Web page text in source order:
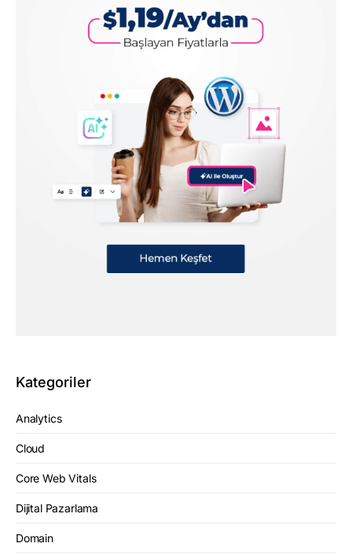
Kategoriler
Analytics
Cloud
Core Web Vitals
Dijital Pazarlama
Domain